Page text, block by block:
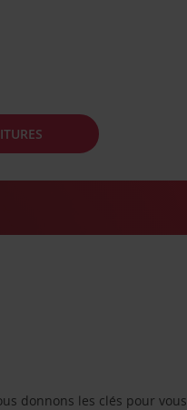
donnons les clés pour vous